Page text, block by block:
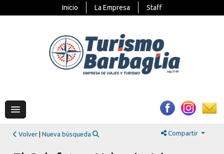
Inicio La Empresa Staff
Volver |Nueva búsqueda Compartir